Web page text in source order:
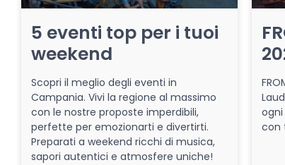
5 eventi top per i tuoi
weekend
Scopri il meglio degli eventi in
Campania. Vivi la regione al massimo
con le nostre proposte imperdibili,
perfette per emozionarti e divertirti.
Preparati a weekend ricchi di musica,
sapori autentici e atmosfere uniche!
con